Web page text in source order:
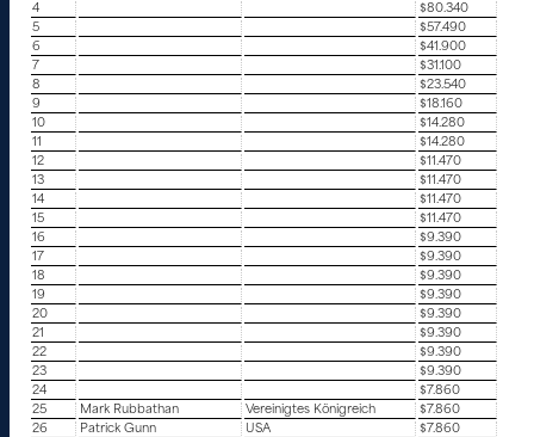
4
$80.340
5
$57.490
6
$41.900
7
$31.100
8
$23.540
9
$18.160
10
$14.280
11
$14.280
12
$11.470
13
$11.470
14
$11.470
15
$11.470
16
$9.390
17
$9.390
18
$9.390
19
$9.390
20
$9.390
21
$9.390
22
$9.390
23
$9.390
24
$7.860
25
Mark Rubbathan Vereinigtes Königreich
$7.860
26
Patrick Gunn USA
$7.860